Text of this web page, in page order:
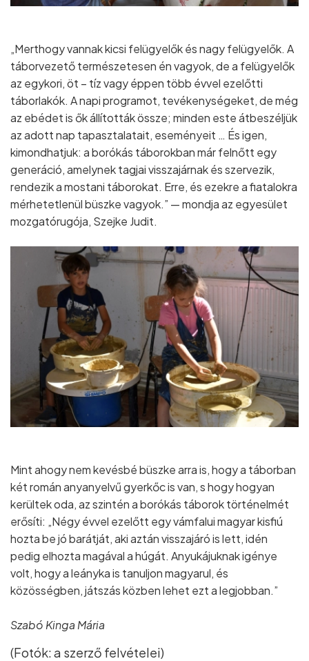
„Merthogy vannak kicsi felügyelők és nagy felügyelők. A
táborvezető természetesen én vagyok, de a felügyelők
az egykori, öt – tíz vagy éppen több évvel ezelőtti
táborlakók. A napi programot, tevékenységeket, de még
az ebédet is ők állították össze; minden este átbeszéljük
az adott nap tapasztalatait, eseményeit … És igen,
kimondhatjuk: a borókás táborokban már felnőtt egy
generáció, amelynek tagjai visszajárnak és szervezik,
rendezik a mostani táborokat. Erre, és ezekre a fiatalokra
mérhetetlenül büszke vagyok.” — mondja az egyesület
mozgatórugója, Szejke Judit.
Mint ahogy nem kevésbé büszke arra is, hogy a táborban
két román anyanyelvű gyerkőc is van, s hogy hogyan
kerültek oda, az szintén a borókás táborok történelmét
erősíti: „Négy évvel ezelőtt egy vámfalui magyar kisfiú
hozta be jó barátját, aki aztán visszajáró is lett, idén
pedig elhozta magával a húgát. Anyukájuknak igénye
volt, hogy a leányka is tanuljon magyarul, és
közösségben, játszás közben lehet ezt a legjobban.”
Szabó Kinga Mária
(Fotók: a szerző felvételei)